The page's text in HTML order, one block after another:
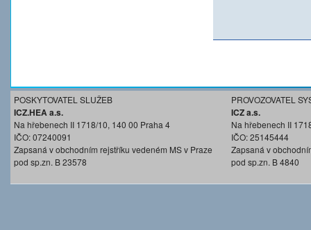
POSKYTOVATEL SLUŽEB
ICZ.HEA a.s.
Na hřebenech II 1718/10, 140 00 Praha 4
IČO: 07240091
Zapsaná v obchodním rejstříku vedeném MS v Praze
pod sp.zn. B 23578
PROVOZOVATEL
ICZ a.s.
Na hřebenech II
IČO: 25145444
Zapsaná v
pod sp.zn. B 4840